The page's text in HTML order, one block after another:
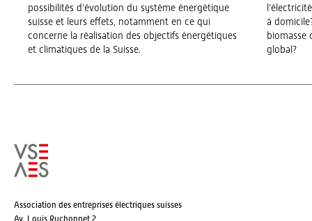
possibilités d’évolution du système énergétique
suisse et leurs effets, notamment en ce qui
concerne la réalisation des objectifs énergétiques
et climatiques de la Suisse.
à
biomasse
global?
Association des entreprises électriques suisses